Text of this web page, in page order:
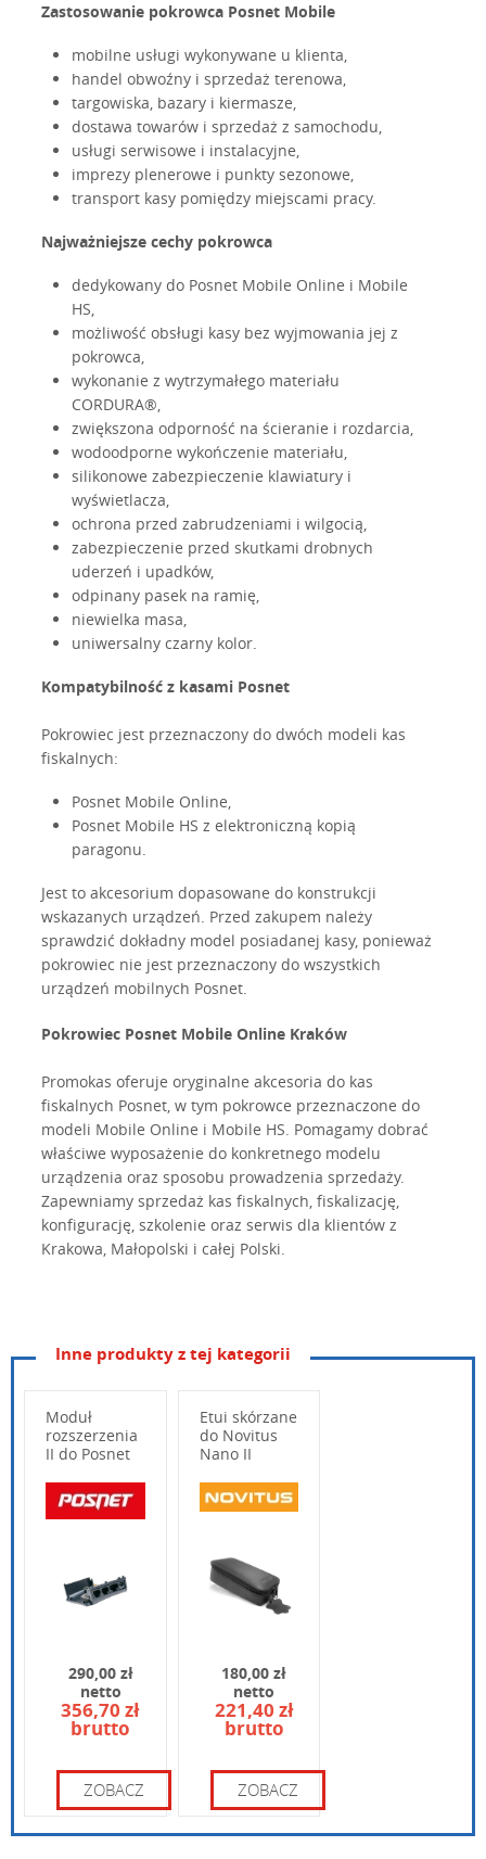
Zastosowanie pokrowca Posnet Mobile
mobilne usługi wykonywane u klienta,
handel obwoźny i sprzedaż terenowa,
targowiska, bazary i kiermasze,
dostawa towarów i sprzedaż z samochodu,
usługi serwisowe i instalacyjne,
imprezy plenerowe i punkty sezonowe,
transport kasy pomiędzy miejscami pracy.
Najważniejsze cechy pokrowca
dedykowany do Posnet Mobile Online i Mobile
HS,
możliwość obsługi kasy bez wyjmowania jej z
pokrowca,
wykonanie z wytrzymałego materiału
CORDURA®,
zwiększona odporność na ścieranie i rozdarcia,
wodoodporne wykończenie materiału,
silikonowe zabezpieczenie klawiatury i
wyświetlacza,
ochrona przed zabrudzeniami i wilgocią,
zabezpieczenie przed skutkami drobnych
uderzeń i upadków,
odpinany pasek na ramię,
niewielka masa,
uniwersalny czarny kolor.
Kompatybilność z kasami Posnet
Pokrowiec jest przeznaczony do dwóch modeli kas
fiskalnych:
Posnet Mobile Online,
Posnet Mobile HS z elektroniczną kopią
paragonu.
Jest to akcesorium dopasowane do konstrukcji
wskazanych urządzeń. Przed zakupem należy
sprawdzić dokładny model posiadanej kasy, ponieważ
pokrowiec nie jest przeznaczony do wszystkich
urządzeń mobilnych Posnet.
Pokrowiec Posnet Mobile Online Kraków
Promokas oferuje oryginalne akcesoria do kas
fiskalnych Posnet, w tym pokrowce przeznaczone do
modeli Mobile Online i Mobile HS. Pomagamy dobrać
właściwe wyposażenie do konkretnego modelu
urządzenia oraz sposobu prowadzenia sprzedaży.
Zapewniamy sprzedaż kas fiskalnych, fiskalizację,
konfigurację, szkolenie oraz serwis dla klientów z
Krakowa, Małopolski i całej Polski.
Wpisz poniżej swoje pytanie
Wpisz kod widoczny na obrazku:
Inne produkty z tej kategorii
Moduł
rozszerzenia
II do Posnet
290,00 zł
netto
356,70 zł
brutto
ZOBACZ
Etui skórzane
do Novitus
Nano II
180,00 zł
netto
221,40 zł
brutto
ZOBACZ